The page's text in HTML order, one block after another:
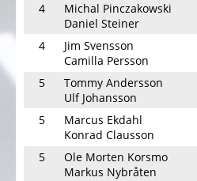
4
Michal Pinczakowski
Daniel Steiner
4
Jim Svensson
Camilla Persson
5
Tommy Andersson
Ulf Johansson
5
Marcus Ekdahl
Konrad Clausson
5
Ole Morten Korsmo
Markus Nybråten